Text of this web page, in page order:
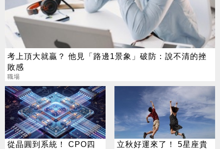
考上頂大就贏？ 他見「路邊1景象」破防：說不清的挫
敗感
職場
從晶圓到系統！ CPO四
立秋好運來了！ 5星座貴